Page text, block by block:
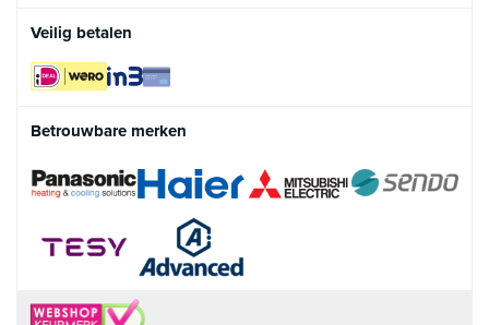
Veilig betalen
Betrouwbare merken